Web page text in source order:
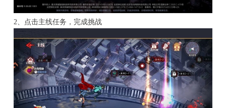
2、点击主线任务，完成挑战